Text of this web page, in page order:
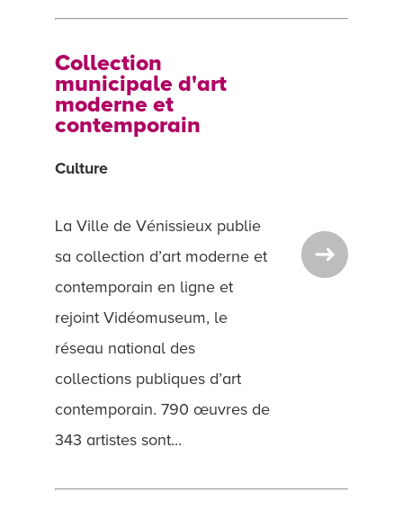
Collection
municipale d'art
moderne et
contemporain
Culture
La Ville de Vénissieux publie
sa collection d’art moderne et
contemporain en ligne et
rejoint Vidéomuseum, le
réseau national des
collections publiques d’art
contemporain. 790 œuvres de
343 artistes sont...